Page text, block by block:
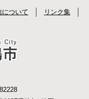
について リンク集